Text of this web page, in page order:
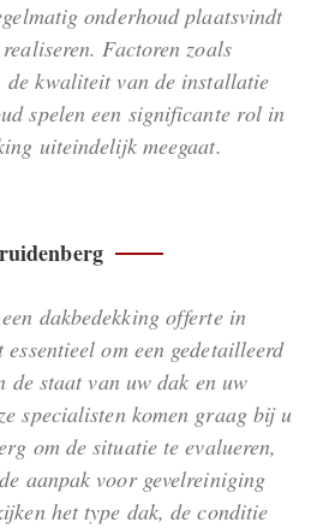
onderhoud plaatsvindt
Factoren zoals
de kwaliteit van de installatie
spelen een significante rol in
uiteindelijk meegaat.
dakbedekking offerte in
om een gedetailleerd
de staat van uw dak en uw
specialisten komen graag bij u
om de situatie te evalueren,
aanpak voor gevelreiniging
het type dak, de conditie